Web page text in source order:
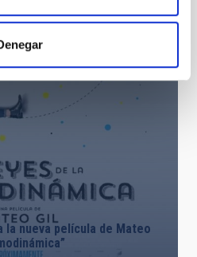
nueva película de Mateo